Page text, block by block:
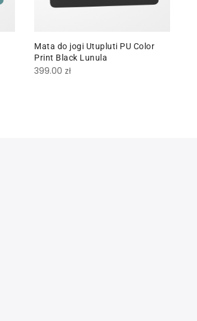
Mata do jogi Utupluti PU Color
Print Black Lunula
399.00 zł